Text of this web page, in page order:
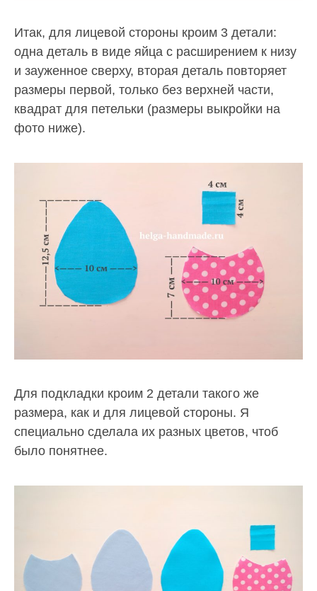
Итак, для лицевой стороны кроим 3 детали:
одна деталь в виде яйца с расширением к низу
и зауженное сверху, вторая деталь повторяет
размеры первой, только без верхней части,
квадрат для петельки (размеры выкройки на
фото ниже).
Для подкладки кроим 2 детали такого же
размера, как и для лицевой стороны. Я
специально сделала их разных цветов, чтоб
было понятнее.